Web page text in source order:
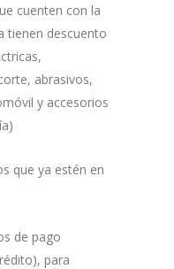
cuenten con la
tienen descuento
abrasivos,
y accesorios
que ya estén en
de pago
para